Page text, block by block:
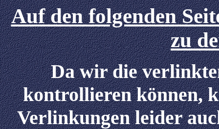
Auf den folgenden
zu
Da wir die
kontrollieren können,
Verlinkungen leider